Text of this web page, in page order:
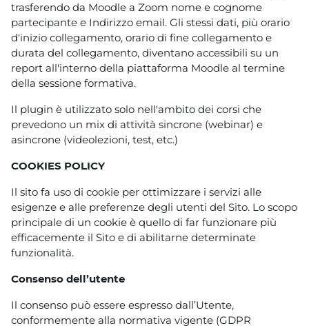
trasferendo da Moodle a Zoom nome e cognome
partecipante e Indirizzo email. Gli stessi dati, più orario
d'inizio collegamento, orario di fine collegamento e
durata del collegamento, diventano accessibili su un
report all'interno della piattaforma Moodle al termine
della sessione formativa.
Il plugin è utilizzato solo nell'ambito dei corsi che
prevedono un mix di attività sincrone (webinar) e
asincrone (videolezioni, test, etc.)
COOKIES POLICY
Il sito fa uso di cookie per ottimizzare i servizi alle
esigenze e alle preferenze degli utenti del Sito. Lo scopo
principale di un cookie è quello di far funzionare più
efficacemente il Sito e di abilitarne determinate
funzionalità.
Consenso dell’utente
Il consenso può essere espresso dall’Utente,
conformemente alla normativa vigente (GDPR